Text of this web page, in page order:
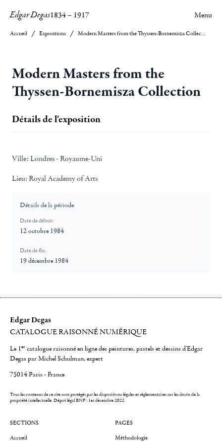
Edgar Degas1834– 1917 Menu
Accueil Expositions Modern Masters from the Thyssen-Bornemisza Collection
Modern Masters from the
Thyssen-Bornemisza Collection
Détails de l'exposition
Ville: Londres - Royaume-Uni
Lieu: Royal Academy of Arts
Détails de la période
Date de début:
12 octobre 1984
Date de fin:
19 décembre 1984
Edgar Degas
CATALOGUE RAISONNÉ NUMÉRIQUE
Le 1er catalogue raisonné en ligne des peintures, pastels et dessins d'Edgar
Degas par Michel Schulman, expert
75014 Paris - France
Tous les contenus de ce site sont protégés par les dispositions légales et réglementaires sur les droits de la
propriété intellectuelle.Dépot légal BNF : 1er décembre 2022
SECTIONS
Accueil
PAGES
Méthodologie